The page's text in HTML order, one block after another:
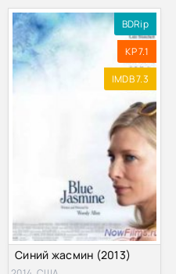
BDRip
KP 7.1
IMDB 7.3
Синий жасмин (2013)